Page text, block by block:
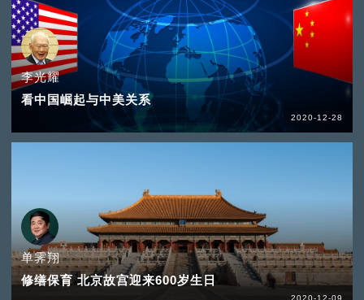
李光耀
看中国崛起与中美关系
2020-12-28
单霁翔
修缮保育 北京故宫迎来600岁生日
2020-12-09